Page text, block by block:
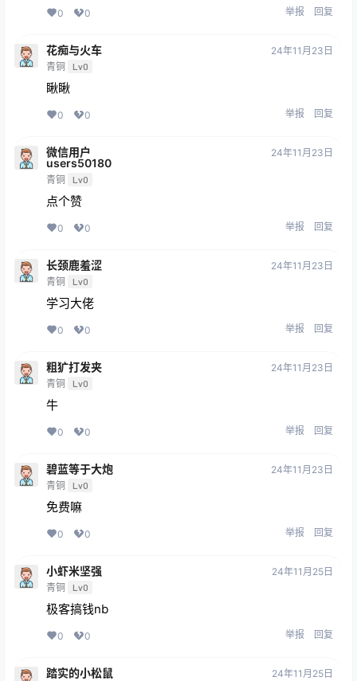
0 0 举报 回复
花痴与火车
青铜 Lv0
24年11月23日
瞅瞅
0 0 举报 回复
微信用户
users50180
青铜 Lv0
24年11月23日
点个赞
0 0 举报 回复
长颈鹿羞涩
青铜 Lv0
24年11月23日
学习大佬
0 0 举报 回复
粗犷打发夹
青铜 Lv0
24年11月23日
牛
0 0 举报 回复
碧蓝等于大炮
青铜 Lv0
24年11月23日
免费嘛
0 0 举报 回复
小虾米坚强
青铜 Lv0
24年11月25日
极客搞钱nb
0 0 举报 回复
踏实的小松鼠 24年11月25日